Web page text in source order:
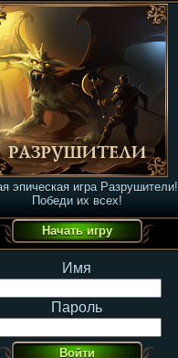
эпическая игра Разрушители!
Победи их всех!
Имя
Пароль